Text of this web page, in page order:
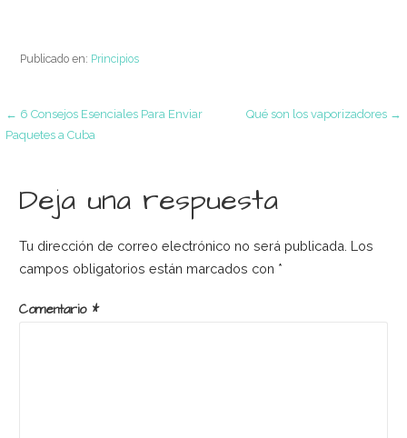
Publicado en: Principios
Navegación
de
entradas
← 6 Consejos Esenciales Para Enviar
Paquetes a Cuba
Qué son los vaporizadores →
Deja una respuesta
Tu dirección de correo electrónico no será publicada. Los
campos obligatorios están marcados con *
Comentario *